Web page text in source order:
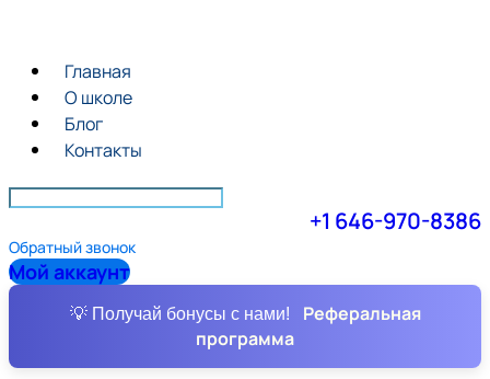
Главная
О школе
Блог
Контакты
+1 646-970-8386
Обратный звонок
Мой аккаунт
💡 Получай бонусы с нами!
Реферальная
программа